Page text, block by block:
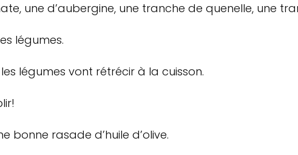
une d’aubergine, une tranche de quenelle, une
légumes.
légumes vont rétrécir à la cuisson.
bonne rasade d’huile d’olive.